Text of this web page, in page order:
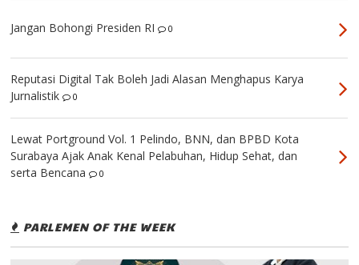
Jangan Bohongi Presiden RI 0
Reputasi Digital Tak Boleh Jadi Alasan Menghapus Karya
Jurnalistik
0
Lewat Portground Vol. 1 Pelindo, BNN, dan BPBD Kota
Surabaya Ajak Anak Kenal Pelabuhan, Hidup Sehat, dan
serta Bencana
0
PARLEMEN OF THE WEEK